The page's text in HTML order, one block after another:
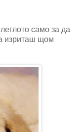
само за да
изриташ щом